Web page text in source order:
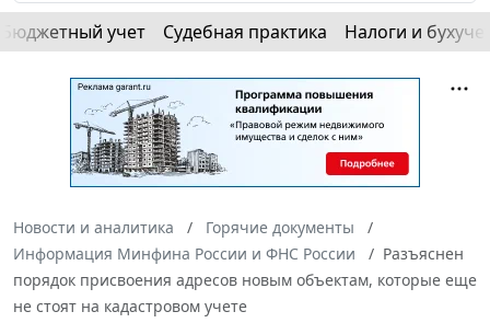
Бюджетный учет Судебная практика Налоги и
Новости и аналитика
Горячие документы
Информация Минфина России и ФНС России
Разъяснен
порядок присвоения адресов новым объектам, которые еще
не стоят на кадастровом учете